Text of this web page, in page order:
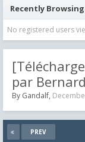
Recently Browsing
No registered users
par
By Gandalf,
PREV